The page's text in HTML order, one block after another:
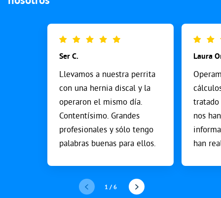
Ser C.
Llevamos a nuestra perrita
con una hernia discal y la
operaron el mismo día.
Contentísimo. Grandes
profesionales y sólo tengo
palabras buenas para ellos.
Laura
tratado
nos
han
1 /6